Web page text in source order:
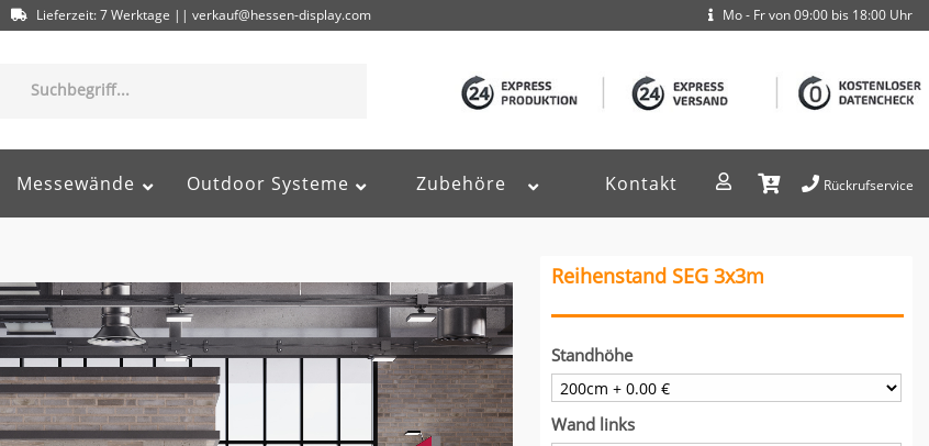
Lieferzeit: 7 Werktage || verkauf@hessen-display.com Mo - Fr von 09:00 bis 18:00 Uhr
Messewände Outdoor Systeme Zubehöre Kontakt Rückrufservice
95617584000
Reihenstand SEG 3x3m
Standhöhe
Wand links